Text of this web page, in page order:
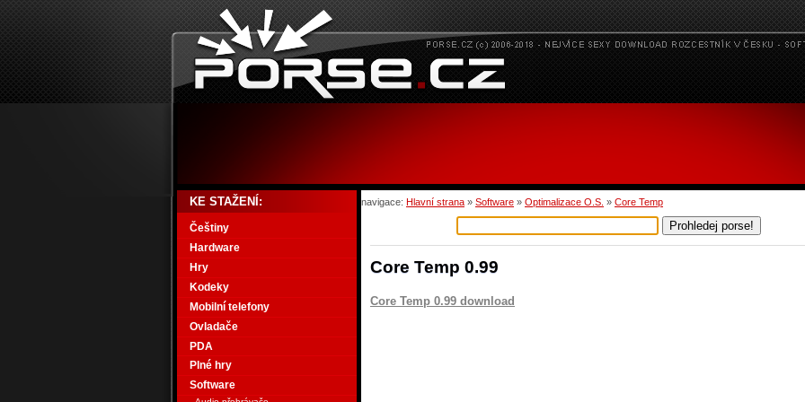
navigace: Hlavní strana » Software » Optimalizace O.S. » Core Temp
Core Temp 0.99
Core Temp 0.99 download
KE STAŽENÍ:
Češtiny
Hardware
Hry
Kodeky
Mobilní telefony
Ovladače
PDA
Plné hry
Software